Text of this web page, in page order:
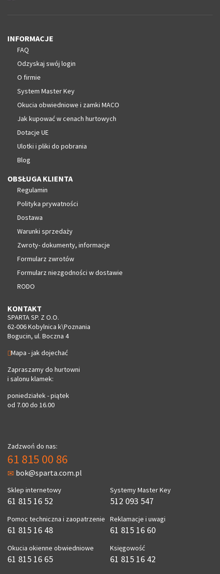
INFORMACJE
FAQ
Odzyskaj swój login
O firmie
System Master Key
Okucia obwiedniowe i zamki MACO
Jak kupować w cenach hurtowych
Dotacje UE
Ulotki i pliki do pobrania
Blog
OBSŁUGA KLIENTA
Regulamin
Polityka prywatności
Dostawa
Warunki sprzedaży
Zwroty- dokumenty, informacje
Formularz zwrotów
Formularz niezgodności w dostawie
RODO
KONTAKT
SPARTA SP. Z O.O.
62-006 Kobylnica k\Poznania
Bogucin, ul. Boczna 4
Mapa - jak dojechać
Zapraszamy do hurtowni
i salonu klamek:
poniedziałek - piątek
od 7.00 do 16.00
Zadzwoń do nas:
61 815 00 86
bok@sparta.com.pl
Sklep internetowy
61 815 16 52
Pomoc techniczna i zaopatrzenie
61 815 16 48
Okucia okienne obwiedniowe
61 815 16 65
Systemy Master Key
512 093 547
Reklamacje i uwagi
61 815 16 60
Księgowość
61 815 16 42